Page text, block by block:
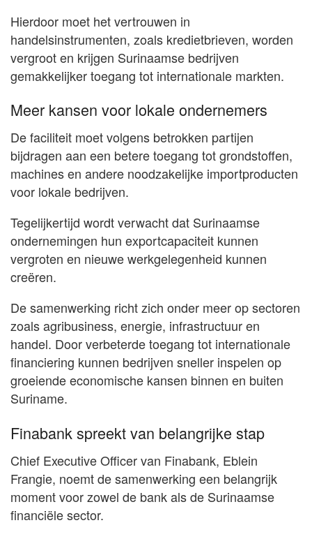
Hierdoor moet het vertrouwen in
handelsinstrumenten, zoals kredietbrieven, worden
vergroot en krijgen Surinaamse bedrijven
gemakkelijker toegang tot internationale markten.
Meer kansen voor lokale ondernemers
De faciliteit moet volgens betrokken partijen
bijdragen aan een betere toegang tot grondstoffen,
machines en andere noodzakelijke importproducten
voor lokale bedrijven.
Tegelijkertijd wordt verwacht dat Surinaamse
ondernemingen hun exportcapaciteit kunnen
vergroten en nieuwe werkgelegenheid kunnen
creëren.
De samenwerking richt zich onder meer op sectoren
zoals agribusiness, energie, infrastructuur en
handel. Door verbeterde toegang tot internationale
financiering kunnen bedrijven sneller inspelen op
groeiende economische kansen binnen en buiten
Suriname.
Finabank spreekt van belangrijke stap
Chief Executive Officer van Finabank, Eblein
Frangie, noemt de samenwerking een belangrijk
moment voor zowel de bank als de Surinaamse
financiële sector.